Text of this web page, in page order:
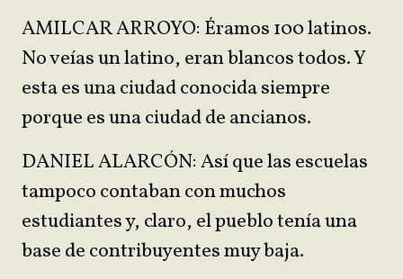
AMILCAR ARROYO: Éramos 100 latinos.
No veías un latino, eran blancos todos. Y
esta es una ciudad conocida siempre
porque es una ciudad de ancianos.
DANIEL ALARCÓN: Así que las escuelas
tampoco contaban con muchos
estudiantes y, claro, el pueblo tenía una
base de contribuyentes muy baja.